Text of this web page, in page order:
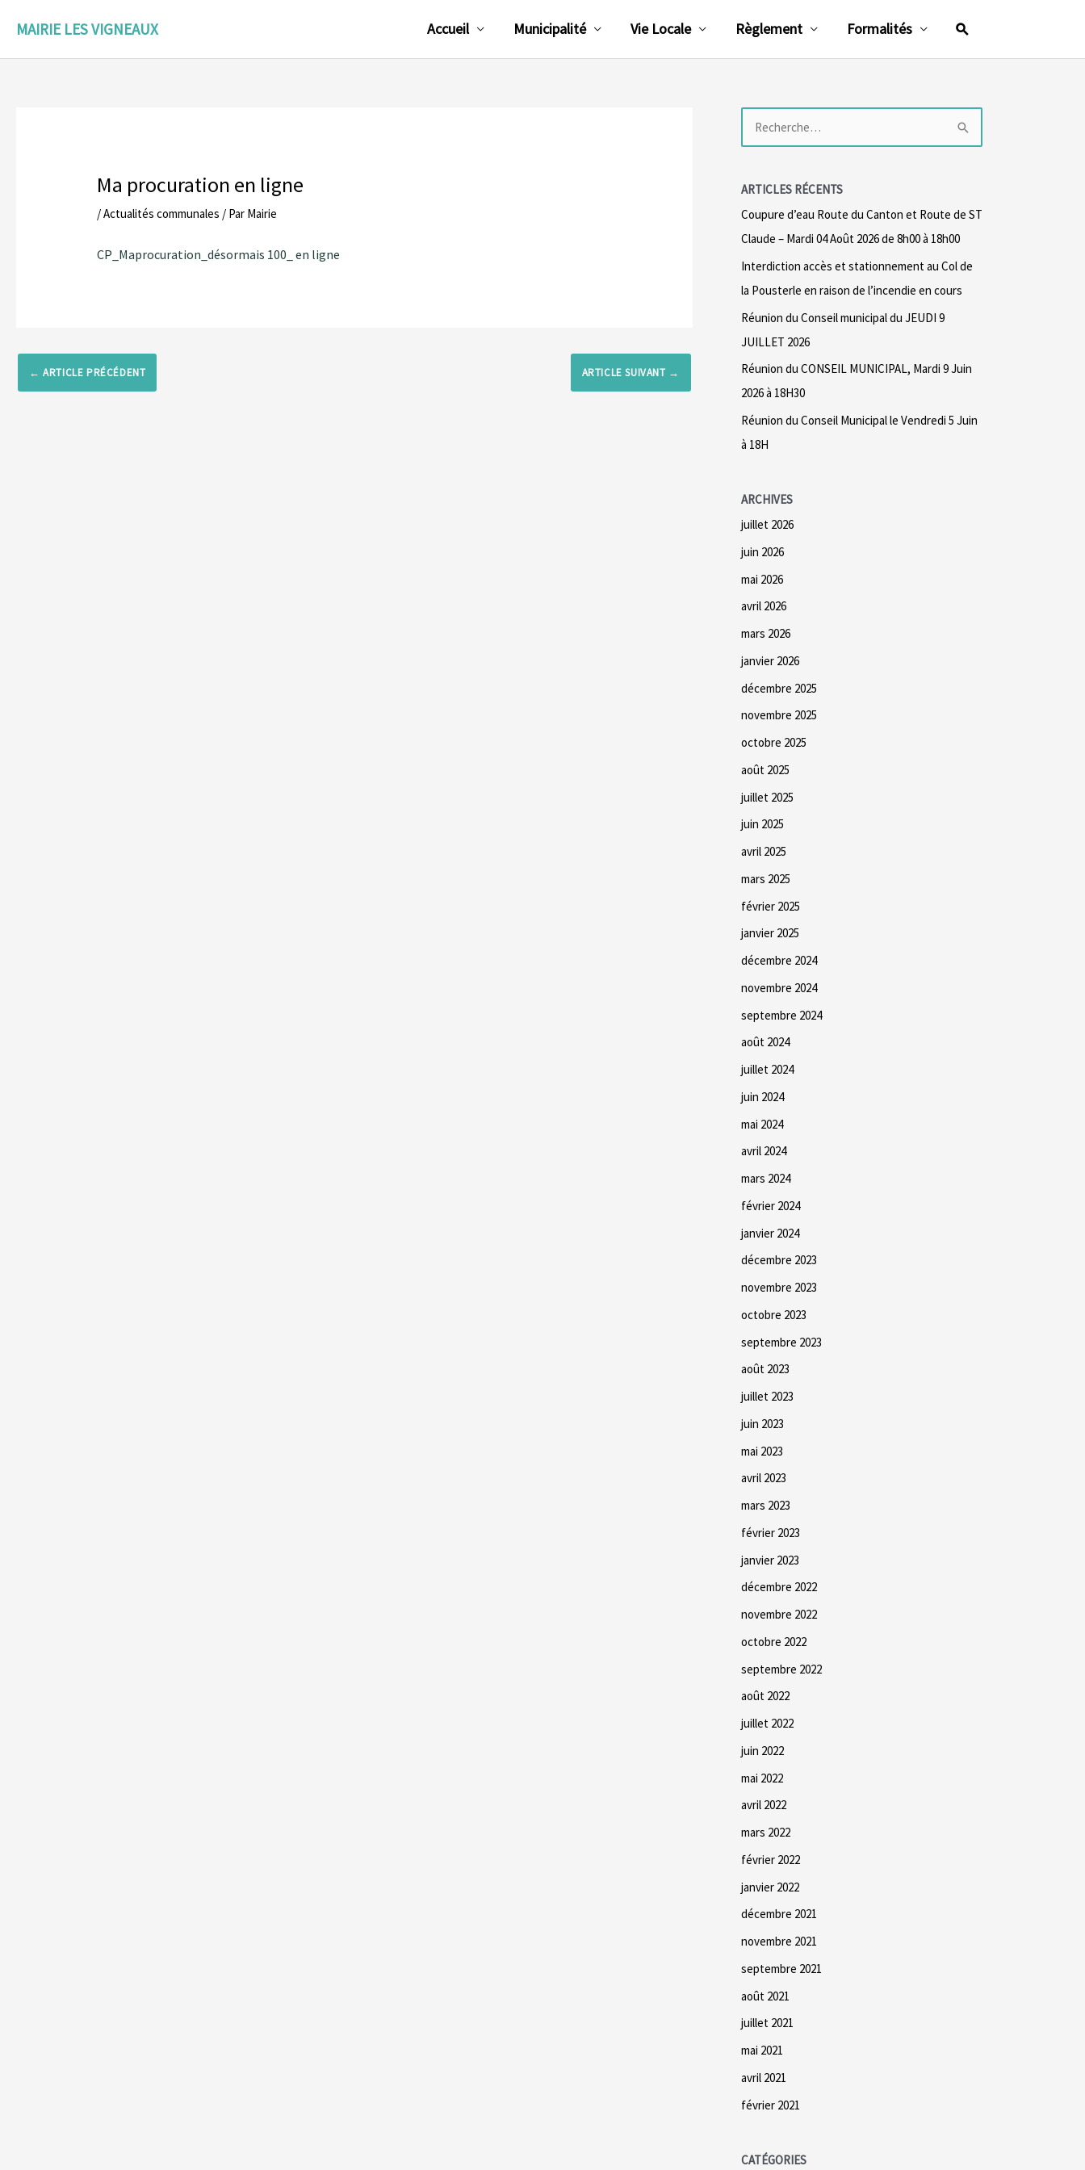
MAIRIE LES VIGNEAUX Accueil Municipalité Vie Locale Règlement Formalités Rechercher
Ma procuration en ligne
/Actualités communales / Par Mairie
CP_Maprocuration_désormais 100_ en ligne
← ARTICLE PRÉCÉDENT ARTICLE SUIVANT →
c
h
e
r
:
ARTICLES RÉCENTS
Coupure d’eau Route du Canton et Route de ST
Claude – Mardi 04 Août 2026 de 8h00 à 18h00
Interdiction accès et stationnement au Col de
la Pousterle en raison de l’incendie en cours
Réunion du Conseil municipal du JEUDI 9
JUILLET 2026
Réunion du CONSEIL MUNICIPAL, Mardi 9 Juin
2026 à 18H30
Réunion du Conseil Municipal le Vendredi 5 Juin
à 18H
ARCHIVES
juillet 2026
juin 2026
mai 2026
avril 2026
mars 2026
janvier 2026
décembre 2025
novembre 2025
octobre 2025
août 2025
juillet 2025
juin 2025
avril 2025
mars 2025
février 2025
janvier 2025
décembre 2024
novembre 2024
septembre 2024
août 2024
juillet 2024
juin 2024
mai 2024
avril 2024
mars 2024
février 2024
janvier 2024
décembre 2023
novembre 2023
octobre 2023
septembre 2023
août 2023
juillet 2023
juin 2023
mai 2023
avril 2023
mars 2023
février 2023
janvier 2023
décembre 2022
novembre 2022
octobre 2022
septembre 2022
août 2022
juillet 2022
juin 2022
mai 2022
avril 2022
mars 2022
février 2022
janvier 2022
décembre 2021
novembre 2021
septembre 2021
août 2021
juillet 2021
mai 2021
avril 2021
février 2021
CATÉGORIES